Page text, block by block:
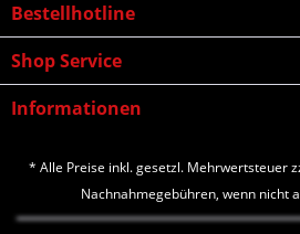
Bestellhotline
Shop Service
Informationen
* Alle Preise inkl. gesetzl. Mehrwertsteuer
Nachnahmegebühren, wenn nicht